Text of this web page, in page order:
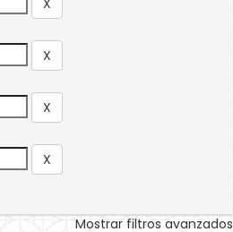
Mostrar filtros avanzados